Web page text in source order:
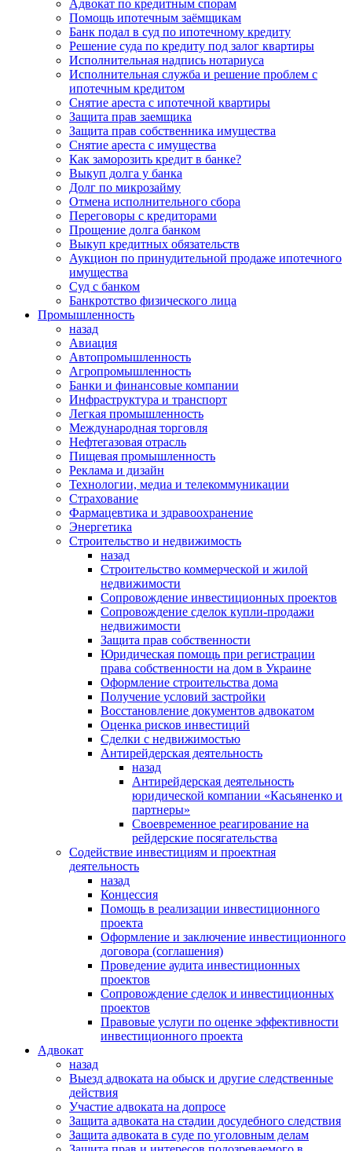
Адвокат по кредитным спорам
Помощь ипотечным заёмщикам
Банк подал в суд по ипотечному кредиту
Решение суда по кредиту под залог квартиры
Исполнительная надпись нотариуса
Исполнительная служба и решение проблем с
ипотечным кредитом
Снятие ареста с ипотечной квартиры
Защита прав заемщика
Защита прав собственника имущества
Снятие ареста с имущества
Как заморозить кредит в банке?
Выкуп долга у банка
Долг по микрозайму
Отмена исполнительного сбора
Переговоры с кредиторами
Прощение долга банком
Выкуп кредитных обязательств
Аукцион по принудительной продаже ипотечного
имущества
Суд с банком
Банкротство физического лица
Промышленность
назад
Авиация
Автопромышленность
Агропромышленность
Банки и финансовые компании
Инфраструктура и транспорт
Легкая промышленность
Международная торговля
Нефтегазовая отрасль
Пищевая промышленность
Реклама и дизайн
Технологии, медиа и телекоммуникации
Страхование
Фармацевтика и здравоохранение
Энергетика
Строительство и недвижимость
назад
Строительство коммерческой и жилой
недвижимости
Сопровождение инвестиционных проектов
Сопровождение сделок купли-продажи
недвижимости
Защита прав собственности
Юридическая помощь при регистрации
права собственности на дом в Украине
Оформление строительства дома
Получение условий застройки
Восстановление документов адвокатом
Оценка рисков инвестиций
Сделки с недвижимостью
Антирейдерская деятельность
назад
Антирейдерская деятельность
юридической компании «Касьяненко и
партнеры»
Своевременное реагирование на
рейдерские посягательства
Содействие инвестициям и проектная
деятельность
назад
Концессия
Помощь в реализации инвестиционного
проекта
Оформление и заключение инвестиционного
договора (соглашения)
Проведение аудита инвестиционных
проектов
Сопровождение сделок и инвестиционных
проектов
Правовые услуги по оценке эффективности
инвестиционного проекта
Адвокат
назад
Выезд адвоката на обыск и другие следственные
действия
Участие адвоката на допросе
Защита адвоката на стадии досудебного следствия
Защита адвоката в суде по уголовным делам